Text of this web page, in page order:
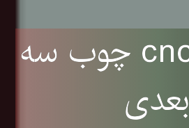
دستگاه cnc چوب سه
بعدی